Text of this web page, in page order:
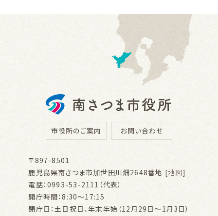
市役所のご案内 お問い合わせ
〒897-8501
鹿児島県南さつま市加世田川畑2648番地 [地図]
電話：0993-53-2111（代表）
開庁時間：8:30～17:15
閉庁日：土日祝日、年末年始（12月29日～1月3日）